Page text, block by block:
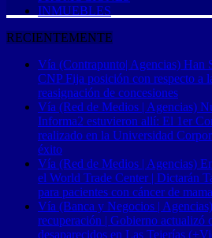
INMUEBLES
RECIENTEMENTE
Vía (Contrapunto| Agencias) Han
CNP Fija posición con respecto a
reasignación de concesiones
Vía (Red de Medios | Agencias)
Informa2 estuvieron allí: El 1er
realizado en la Universidad
éxito
Vía (Red de Medios | Agencias)
el World Trade Center | Dictarán
para pacientes con cáncer de
Vía (Banca y Negocios |
recuperación | Gobierno actualizó
desaparecidos en Las Tejerías